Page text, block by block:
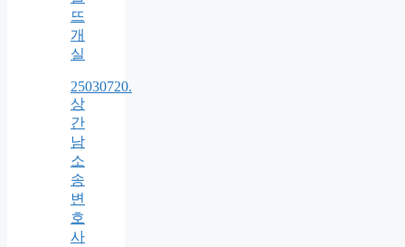
뜨
개
실
25030720.
상
간
남
소
송
변
호
사